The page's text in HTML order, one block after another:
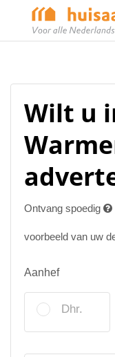
Wilt u
Ontvang spoedig
voorbeeld van uw
Aanhef
Dhr.